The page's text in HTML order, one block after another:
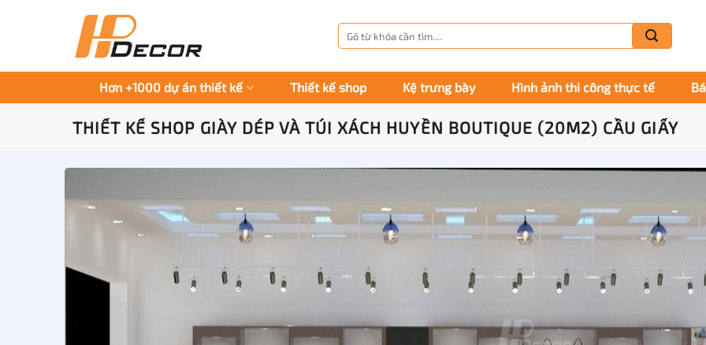
dung
Tìm
kiếm:
Hơn +1000 dự án thiết kế Thiết kế shop Kệ trưng bày Hình ảnh thi công thực tế
THIẾT KẾ SHOP GIÀY DÉP VÀ TÚI XÁCH HUYỀN BOUTIQUE (20M2) CẦU GIẤY